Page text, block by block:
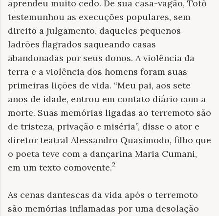
aprendeu muito cedo. De sua casa-vagão, Totò
testemunhou as execuções populares, sem
direito a julgamento, daqueles pequenos
ladrões flagrados saqueando casas
abandonadas por seus donos. A violência da
terra e a violência dos homens foram suas
primeiras lições de vida. “Meu pai, aos sete
anos de idade, entrou em contato diário com a
morte. Suas memórias ligadas ao terremoto são
de tristeza, privação e miséria”, disse o ator e
diretor teatral Alessandro Quasimodo, filho que
o poeta teve com a dançarina Maria Cumani,
em um texto comovente.2
As cenas dantescas da vida após o terremoto
são memórias inflamadas por uma desolação